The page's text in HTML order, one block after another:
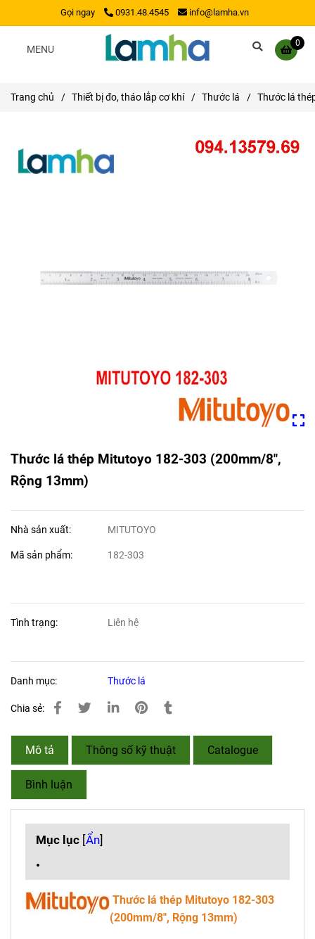
Gọi ngay 0931.48.4545 info@lamha.vn
0
MENU
Trang chủ / Thiết bị đo, tháo lắp cơ khí / Thước lá / Thước lá
Thước lá thép Mitutoyo 182-303 (200mm/8",
Rộng 13mm)
Nhà sản xuất: MITUTOYO
Mã sản phẩm: 182-303
Tình trạng: Liên hệ
Danh mục: Thước lá
Chia sẻ:
Mô tả Thông số kỹ thuật Catalogue
Bình luận
Mục lục [Ẩn]
Thước lá thép Mitutoyo 182-303
(200mm/8", Rộng 13mm)